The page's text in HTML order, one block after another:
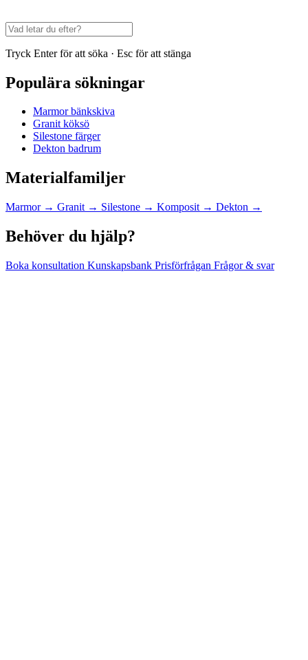
Tryck Enter för att söka · Esc för att stänga
Populära sökningar
Marmor bänkskiva
Granit köksö
Silestone färger
Dekton badrum
Materialfamiljer
Marmor → Granit → Silestone → Komposit → Dekton →
Behöver du hjälp?
Boka konsultation Kunskapsbank Prisförfrågan Frågor & svar